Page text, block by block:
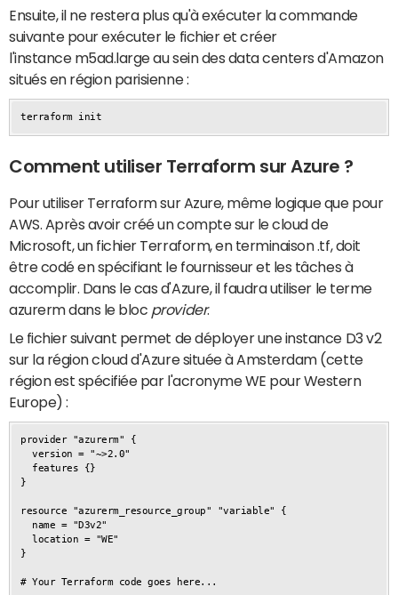
Ensuite, il ne restera plus qu'à exécuter la commande
suivante pour exécuter le fichier et créer
l'instance m5ad.large au sein des data centers d'Amazon
situés en région parisienne :
terraform init
Comment utiliser Terraform sur Azure ?
Pour utiliser Terraform sur Azure, même logique que pour
AWS. Après avoir créé un compte sur le cloud de
Microsoft, un fichier Terraform, en terminaison .tf, doit
être codé en spécifiant le fournisseur et les tâches à
accomplir. Dans le cas d'Azure, il faudra utiliser le terme
azurerm dans le bloc provider.
Le fichier suivant permet de déployer une instance D3 v2
sur la région cloud d'Azure située à Amsterdam (cette
région est spécifiée par l'acronyme WE pour Western
Europe) :
provider "azurerm" {
  version = "~>2.0"
}
resource "azurerm_resource_group" "variable" {
  name = "D3v2
"
  location = "
WE"
}
# Your Terraform code goes here...